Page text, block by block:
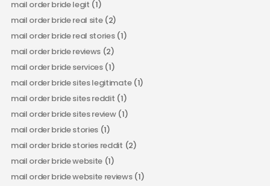
mail order bride legit (1)
mail order bride real site(2)
mail order bride real stories(1)
mail order bride reviews (2)
mail order bride services(1)
mail order bride sites legitimate(1)
mail order bride sites reddit (1)
mail order bride sites review(1)
mail order bride stories (1)
mail order bride stories reddit (2)
mail order bride website (1)
mail order bride website reviews(1)